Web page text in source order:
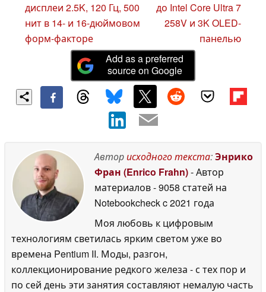
дисплеи 2.5K, 120 Гц, 500
нит в 14- и 16-дюймовом
форм-факторе
до Intel Core Ultra 7
258V и 3K OLED-
панелью
Add as a preferred
source on Google
Авторисходного текста:Энрико
Фран (Enrico Frahn)- Автор
материалов- 9058 статей на
Notebookcheckc 2021 года
Моя любовь к цифровым
технологиям светилась ярким светом уже во
времена Pentium II. Моды, разгон,
коллекционирование редкого железа - с тех пор и
по сей день эти занятия составляют немалую часть